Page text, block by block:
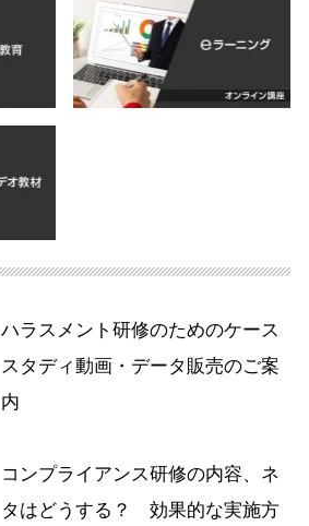
ハラスメント研修のためのケース
スタディ動画・データ販売のご案
内
コンプライアンス研修の内容、ネ
タはどうする？ 効果的な実施方